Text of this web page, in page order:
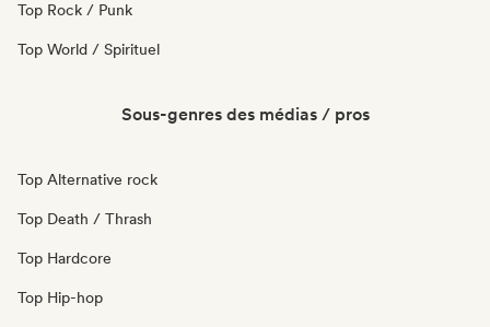
Top Rock / Punk
Top World / Spirituel
Sous-genres des médias / pros
Top Alternative rock
Top Death / Thrash
Top Hardcore
Top Hip-hop